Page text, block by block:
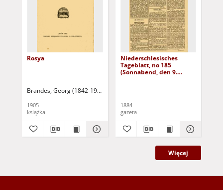
Rosya
Brandes, Georg (1842-1927)
1905
książka
Niederschlesisches
Tageblatt, no 185
(Sonnabend, den 9.
1884
gazeta
Więcej